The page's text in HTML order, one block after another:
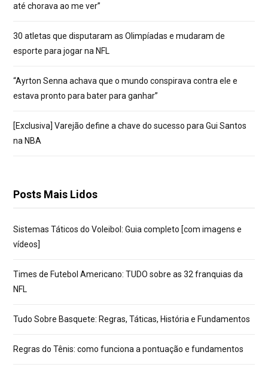
até chorava ao me ver”
30 atletas que disputaram as Olimpíadas e mudaram de
esporte para jogar na NFL
“Ayrton Senna achava que o mundo conspirava contra ele e
estava pronto para bater para ganhar”
[Exclusiva] Varejão define a chave do sucesso para Gui Santos
na NBA
Posts Mais Lidos
Sistemas Táticos do Voleibol: Guia completo [com imagens e
vídeos]
Times de Futebol Americano: TUDO sobre as 32 franquias da
NFL
Tudo Sobre Basquete: Regras, Táticas, História e Fundamentos
Regras do Tênis: como funciona a pontuação e fundamentos